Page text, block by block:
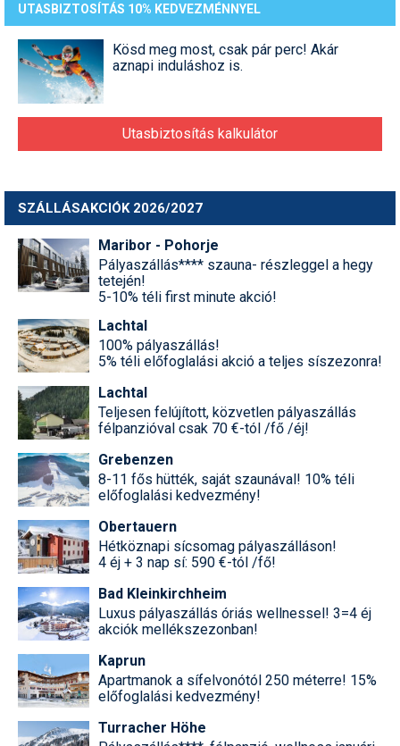
UTASBIZTOSÍTÁS 10% KEDVEZMÉNNYEL
Kösd meg most, csak pár perc! Akár
aznapi induláshoz is.
Utasbiztosítás kalkulátor
SZÁLLÁSAKCIÓK 2026/2027
Maribor - Pohorje
Pályaszállás**** szauna- részleggel a hegy
tetején!
5-10% téli first minute akció!
Lachtal
100% pályaszállás!
5% téli előfoglalási akció a teljes síszezonra!
Lachtal
Teljesen felújított, közvetlen pályaszállás
félpanzióval csak 70 €-tól /fő /éj!
Grebenzen
8-11 fős hütték, saját szaunával! 10% téli
előfoglalási kedvezmény!
Obertauern
Hétköznapi sícsomag pályaszálláson!
4 éj + 3 nap sí: 590 €-tól /fő!
Bad Kleinkirchheim
Luxus pályaszállás óriás wellnessel! 3=4 éj
akciók mellékszezonban!
Kaprun
Apartmanok a sífelvonótól 250 méterre! 15%
előfoglalási kedvezmény!
Turracher Höhe